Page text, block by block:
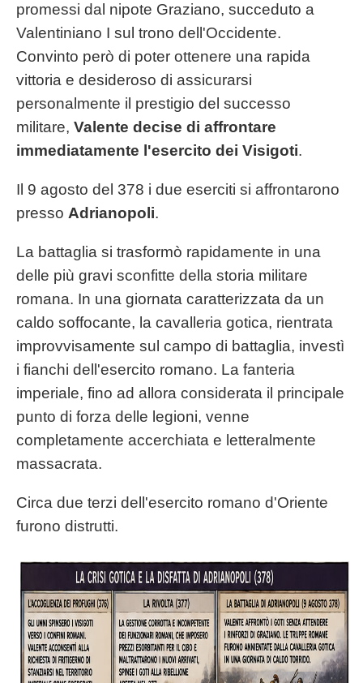
promessi dal nipote Graziano, succeduto a
Valentiniano I sul trono dell'Occidente.
Convinto però di poter ottenere una rapida
vittoria e desideroso di assicurarsi
personalmente il prestigio del successo
militare, Valente decise di affrontare
immediatamente l'esercito dei Visigoti.
Il 9 agosto del 378 i due eserciti si affrontarono
presso Adrianopoli.
La battaglia si trasformò rapidamente in una
delle più gravi sconfitte della storia militare
romana. In una giornata caratterizzata da un
caldo soffocante, la cavalleria gotica, rientrata
improvvisamente sul campo di battaglia, investì
i fianchi dell'esercito romano. La fanteria
imperiale, fino ad allora considerata il principale
punto di forza delle legioni, venne
completamente accerchiata e letteralmente
massacrata.
Circa due terzi dell'esercito romano d'Oriente
furono distrutti.